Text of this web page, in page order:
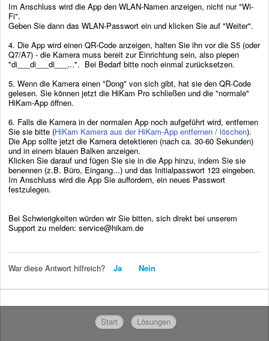
Im Anschluss wird die App den WLAN-Namen anzeigen, nicht nur "Wi-
Fi".
Geben Sie dann das WLAN-Passwort ein und klicken Sie auf "Weiter".
4. Die App wird einen QR-Code anzeigen, halten Sie ihn vor die S5 (oder
Q7/A7) - die Kamera muss bereit zur Einrichtung sein, also piepen
"di___di___di___...". Bei Bedarf bitte noch einmal zurücksetzen.
5. Wenn die Kamera einen "Dong" von sich gibt, hat sie den QR-Code
gelesen. Sie können jetzt die HiKam Pro schließen und die "normale"
HiKam-App öffnen.
6. Falls die Kamera in der normalen App noch aufgeführt wird, entfernen
Sie sie bitte (HiKam Kamera aus der HiKam-App entfernen / löschen).
Die App sollte jetzt die Kamera detektieren (nach ca. 30-60 Sekunden)
und in einem blauen Balken anzeigen.
Klicken Sie darauf und fügen Sie sie in die App hinzu, indem Sie sie
benennen (z.B. Büro, Eingang...) und das Initialpasswort 123 eingeben.
Im Anschluss wird die App Sie auffordern, ein neues Passwort
festzulegen.
Bei Schwierigkeiten würden wir Sie bitten, sich direkt bei unserem
Support zu melden: service@hikam.de
War diese Antwort hilfreich? Ja Nein
Start Lösungen